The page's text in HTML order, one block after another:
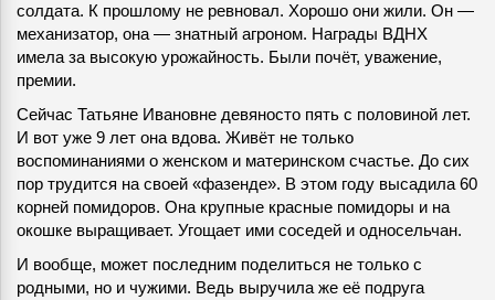
солдата. К прошлому не ревновал. Хорошо они жили. Он —
механизатор, она — знатный агроном. Награды ВДНХ
имела за высокую урожайность. Были почёт, уважение,
премии.
Сейчас Татьяне Ивановне девяносто пять с половиной лет.
И вот уже 9 лет она вдова. Живёт не только
воспоминаниями о женском и материнском счастье. До сих
пор трудится на своей «фазенде». В этом году высадила 60
корней помидоров. Она крупные красные помидоры и на
окошке выращивает. Угощает ими соседей и односельчан.
И вообще, может последним поделиться не только с
родными, но и чужими. Ведь выручила же её подруга